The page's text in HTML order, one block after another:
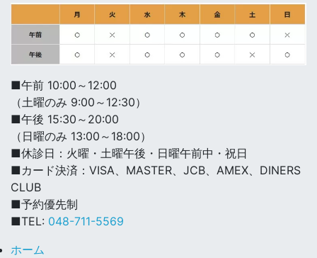
■午前 10:00～12:00
（土曜のみ 9:00～12:30）
■午後 15:30～20:00
（日曜のみ 13:00～18:00）
■休診日：火曜・土曜午後・日曜午前中・祝日
■カード決済：VISA、MASTER、JCB、AMEX、DINERS
CLUB
■予約優先制
■TEL: 048-711-5569
ホーム